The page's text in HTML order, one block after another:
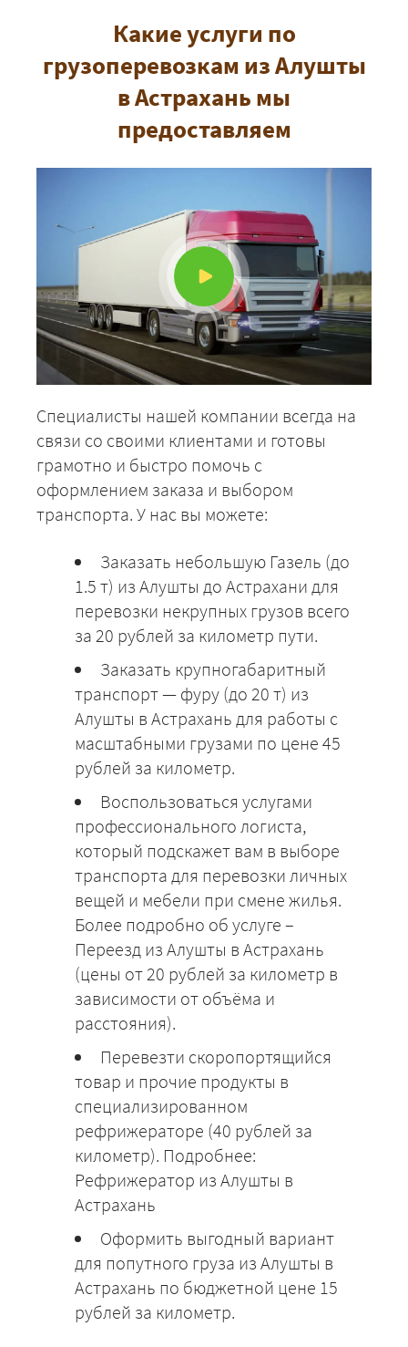
Какие услуги по
грузоперевозкам из Алушты
в Астрахань мы
предоставляем
Специалисты нашей компании всегда на
связи со своими клиентами и готовы
грамотно и быстро помочь с
оформлением заказа и выбором
транспорта. У нас вы можете:
Заказать небольшую Газель (до
1.5 т) из Алушты до Астрахани для
перевозки некрупных грузов всего
за 20 рублей за километр пути.
Заказать крупногабаритный
транспорт — фуру (до 20 т) из
Алушты в Астрахань для работы с
масштабными грузами по цене 45
рублей за километр.
Воспользоваться услугами
профессионального логиста,
который подскажет вам в выборе
транспорта для перевозки личных
вещей и мебели при смене жилья.
Более подробно об услуге –
Переезд из Алушты в Астрахань
(цены от 20 рублей за километр в
зависимости от объёма и
расстояния).
Перевезти скоропортящийся
товар и прочие продукты в
специализированном
рефрижераторе (40 рублей за
километр). Подробнее:
Рефрижератор из Алушты в
Астрахань
Оформить выгодный вариант
для попутного груза из Алушты в
Астрахань по бюджетной цене 15
рублей за километр.
ЗАКАЗАТЬ